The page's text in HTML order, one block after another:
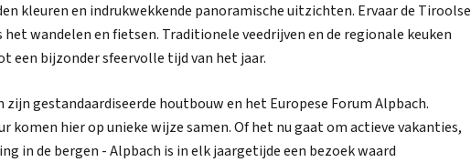
kleuren en indrukwekkende panoramische uitzichten. Ervaar de Tiroolse
wandelen en fietsen. Traditionele veedrijven en de regionale keuken
een bijzonder sfeervolle tijd van het jaar.
gestandaardiseerde houtbouw en het Europese Forum Alpbach.
komen hier op unieke wijze samen. Of het nu gaat om actieve vakanties,
in de bergen - Alpbach is in elk jaargetijde een bezoek waard